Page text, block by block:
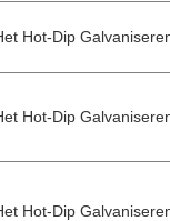
Hot-Dip
Hot-Dip
Hot-Dip